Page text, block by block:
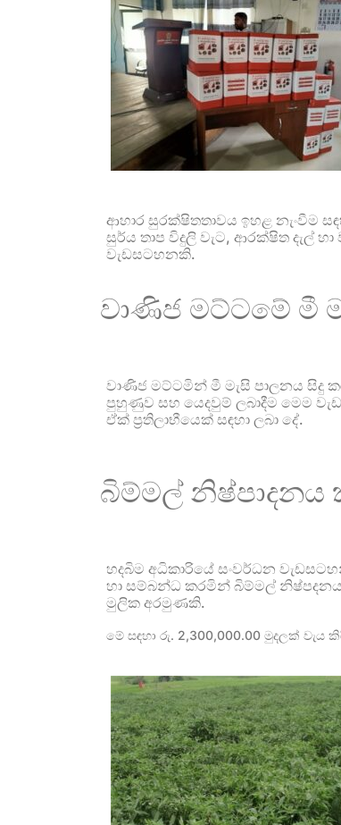
ආහාර සුරක්ෂිතතාවය ඉහළ නැංවීම
සුර්ය තාප විදුලි වැට, ආරක්ෂිත දැල්
වැඩසටහනකි.
වාණිජ මට්ටමේ මී
වාණිජ මට්ටමින් මී මැසි පාලනය සිදු
පුහුණුව සහ යෙදවුම් ලබාදීම මෙම
ඒක් ප්‍රතිලාභීයෙක් සඳහා ලබා දේ.
බිම්මල්
හදබිම අධිකාරියේ සංවර්ධන
හා සම්බන්ධ කරමින් බිම්මල්
මුලික අරමුණකි.
මේ සඳහා රු. 2,300,000.00 මුදලක් වැය